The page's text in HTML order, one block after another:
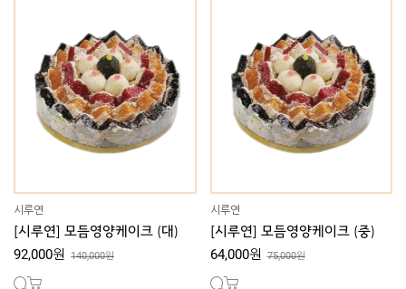
시루연
[시루연] 모듬영양케이크 (대)
92,000원 140,000원
시루연
[시루연] 모듬영양케이크 (중)
64,000원 75,000원